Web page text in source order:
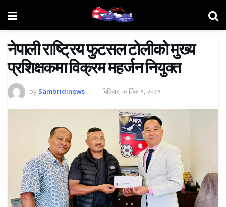
नेपाली राष्ट्रिय फुटसल टोलीको मुख्य
प्रशिक्षकमा विक्रम महर्जन नियुक्त
by Sambridinews बिहिबार, कार्तिक १, २०८१